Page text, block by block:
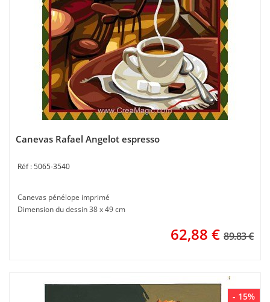
Canevas Rafael Angelot espresso
5065-3540
Canevas pénélope imprimé
Dimension du dessin 38 x 49 cm
62,88 € 89.83 €
- 15%